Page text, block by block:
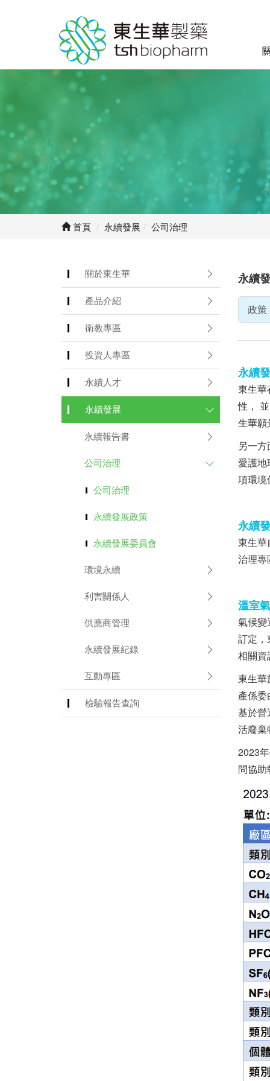
首頁 永續發展 公司治理
關於東生華
產品介紹
衛教專區
投資人專區
永續人才
永續發展
永續報告書
公司治理
公司治理
永續發展政策
永續發展委員會
環境永續
利害關係人
供應商管理
永續發展紀錄
互動專區
檢驗報告查詢
永續
政策
永續
東生
性，
生華願
另一
愛護
項環境
永續
東生
治理專
溫室
氣候
訂定
相關資
東生
產係
基於
活廢棄
2023
問協